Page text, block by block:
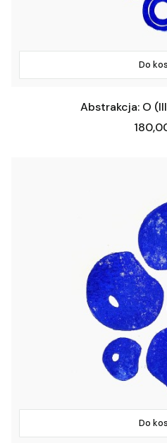
Do
Abstrakcja: O
Cena
Do